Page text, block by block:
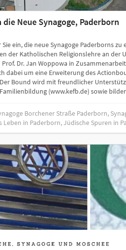
Neue Synagoge, Paderborn
ein, die neue Synagoge Paderborns zu
der Katholischen Religionslehre an der
Dr. Jan Woppowa in
dabei um eine Erweiterung des
Bound wird mit freundlicher
(www.kefb.de) sowie
Borchener Straße Paderborn,
in Paderborn, Jüdische Spuren in